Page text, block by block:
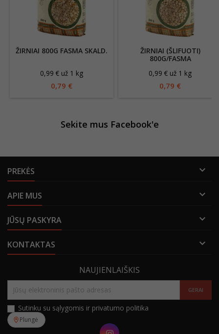
ŽIRNIAI 800G FASMA SKALD.
0,99 € už 1 kg
0,79 €
ŽIRNIAI (ŠLIFUOTI)
800G/FASMA
0,99 € už 1 kg
0,79 €
Sekite mus Facebook'e
PREKĖS 
APIE MUS 
JŪSŲ PASKYRA 
KONTAKTAS 
NAUJIENLAIŠKIS
Sutinku su sąlygomis ir privatumo politika
Plungė